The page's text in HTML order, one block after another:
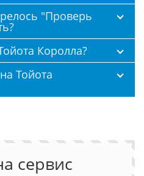
"Проверь
Королла?
Тойота
сервис